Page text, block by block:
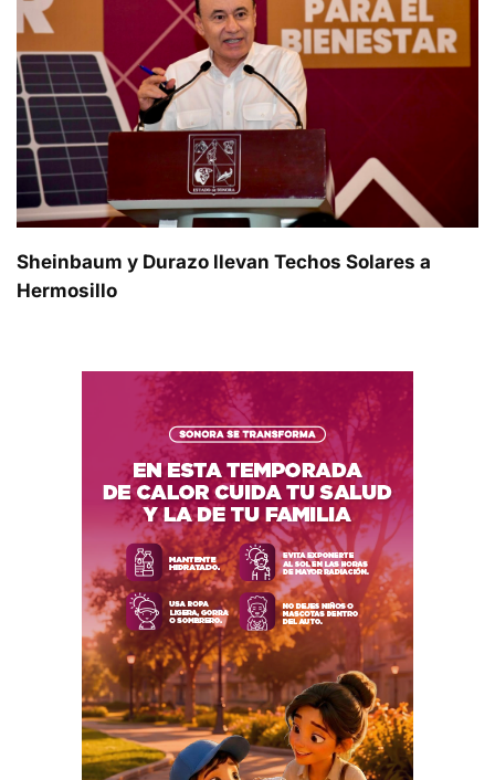
Sheinbaum y Durazo llevan Techos Solares a
Hermosillo